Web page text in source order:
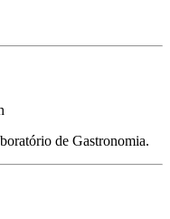
de Gastronomia.